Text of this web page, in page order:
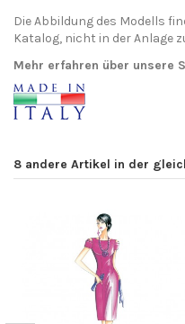
Die Abbildung des Modells
Katalog, nicht in der Anlage
Mehr erfahren über unsere
8 andere Artikel in der